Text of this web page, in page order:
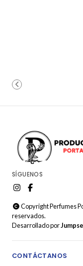
SÍGUENOS
Copyright Perfumes
reservados.
Desarrollado por
CONTÁCTANOS